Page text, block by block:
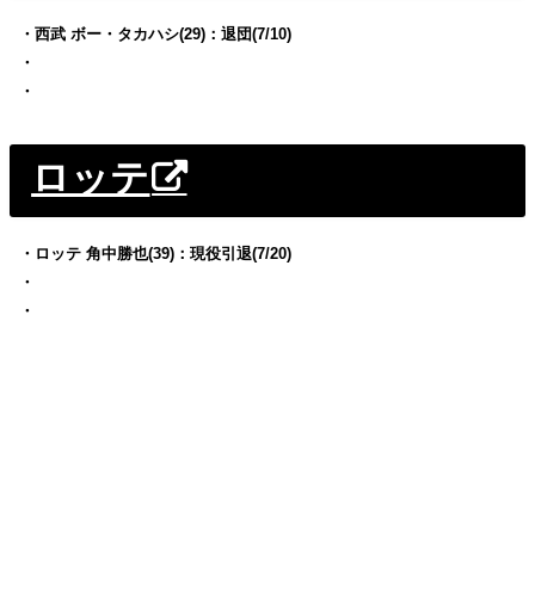
・西武 ボー・タカハシ(29)：退団(7/10)
・
・
ロッテ
・ロッテ 角中勝也(39)：現役引退(7/20)
・
・